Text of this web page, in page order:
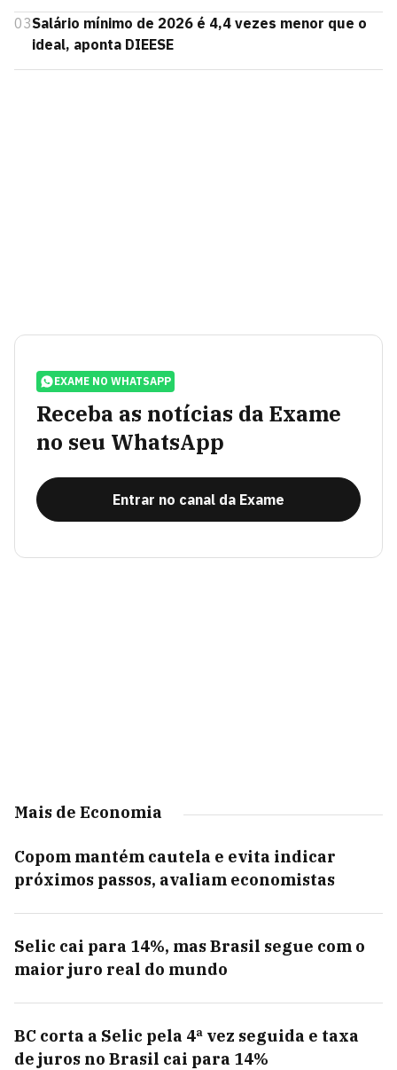
03Salário mínimo de 2026 é 4,4 vezes menor que o
ideal, aponta DIEESE
EXAME NO WHATSAPP
Receba as notícias da Exame
no seu WhatsApp
Entrar no canal da Exame
Mais de Economia
Copom mantém cautela e evita indicar
próximos passos, avaliam economistas
Selic cai para 14%, mas Brasil segue com o
maior juro real do mundo
BC corta a Selic pela 4ª vez seguida e taxa
de juros no Brasil cai para 14%